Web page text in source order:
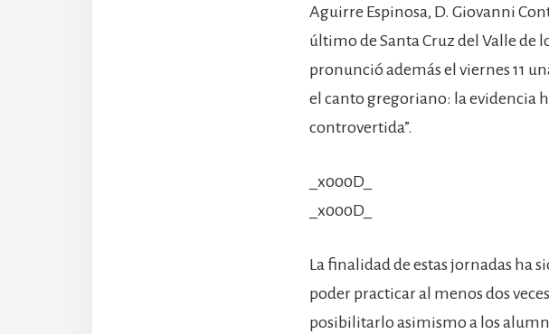
Aguirre Espinosa, D. Giovanni
último de Santa Cruz del Valle de
pronunció además el viernes 11
el canto gregoriano: la evidencia
controvertida”.
_x000D_
_x000D_
La finalidad de estas jornadas ha
poder practicar al menos dos
posibilitarlo asimismo a los